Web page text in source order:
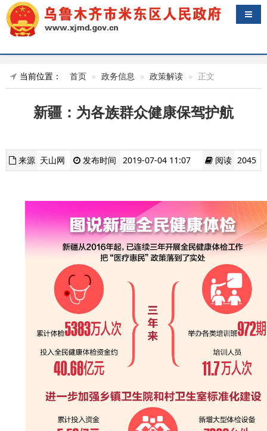
导航
当前位置： 首页 政务信息 政策解读 正文
新疆：为各族群众健康保驾护航
来源 天山网 发布时间 2019-07-04 11:07 阅读 2045